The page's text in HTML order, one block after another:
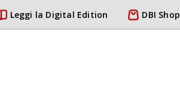
Leggi la Digital Edition DBI Shop